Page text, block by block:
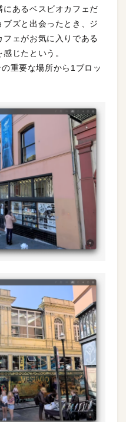
にあるベスビオカフェだ
ズと出会ったとき、ジ
ェがお気に入りである
じたという。
重要な場所から1ブロッ